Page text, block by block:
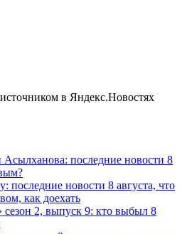
в Яндекс.Новостях
Асылханова: последние новости 8
последние новости 8 августа, что
как доехать
2, выпуск 9: кто выбыл 8